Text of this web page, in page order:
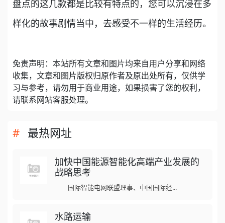
盘点的这几款都是比较有特点的，您可以沉浸在多
样化的故事剧情当中，去感受不一样的生活经历。
免责声明：本站所有文章和图片均来自用户分享和网络
收集，文章和图片版权归原作者及原出处所有，仅供学
习与参考，请勿用于商业用途，如果损害了您的权利，
请联系网站客服处理。
最热网址
加快中国能源智能化高端产业发展的
战略思考
国际智能电网联盟理事、中国国际经...
水路运输